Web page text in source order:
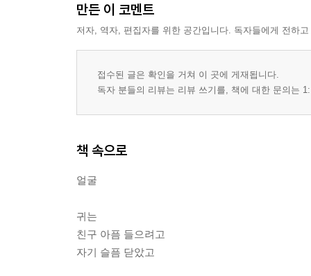
만든 이 코멘트
저자, 역자, 편집자를 위한 공간입니다. 독자들에게 전하
접수된 글은 확인을 거쳐 이 곳에 게재됩니다.
독자 분들의 리뷰는 리뷰 쓰기를, 책에 대한 문의는
책 속으로
얼굴
귀는
친구 아픔 들으려고
자기 슬픔 닫았고